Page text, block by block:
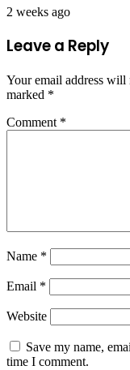
2 weeks ago
Leave a Reply
Your email address will
marked *
Comment *
Name *
Email *
Website
Save my name,
time I comment.